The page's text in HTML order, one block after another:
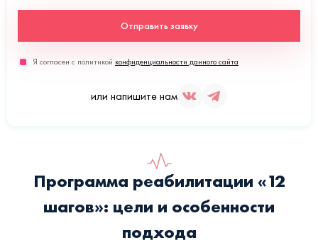
Отправить заявку
Я согласен с политикой конфиденциальности данного сайта
или напишите нам
Программа реабилитации «12
шагов»: цели и особенности
подхода